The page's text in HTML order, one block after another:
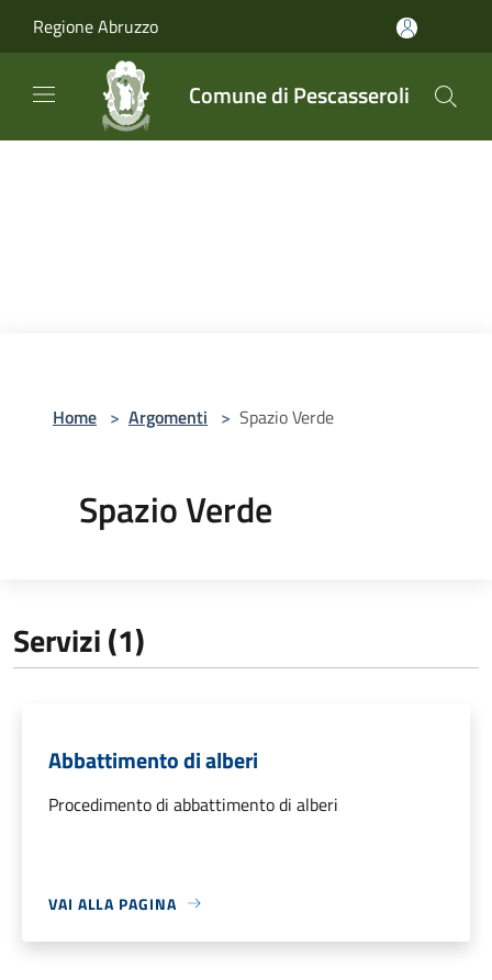
Regione Abruzzo
Comune di Pescasseroli
Home > Argomenti > Spazio Verde
Spazio Verde
Servizi (1)
Abbattimento di alberi
Procedimento di abbattimento di alberi
VAI ALLA PAGINA